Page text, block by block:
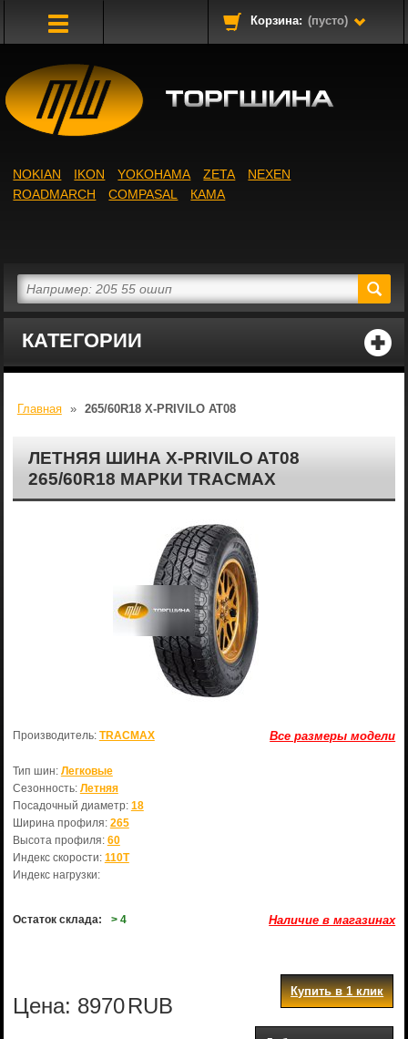
Корзина: (пусто)
КАТЕГОРИИ
NOKIAN IKON YOKOHAMA ZETA
NEXEN
ROADMARCH
COMPASAL КАМА
Главная » 265/60R18 X-PRIVILO AT08
ЛЕТНЯЯ ШИНА X-PRIVILO AT08
265/60R18 МАРКИ TRACMAX
Все размеры модели
Производитель: TRACMAX
Тип шин: Легковые
Сезонность: Летняя
Посадочный диаметр: 18
Ширина профиля: 265
Высота профиля: 60
Индекс скорости: 110T
Индекс нагрузки:
Остаток склада: > 4 Наличие в магазинах
Цена: 8970RUB
Купить в 1 клик